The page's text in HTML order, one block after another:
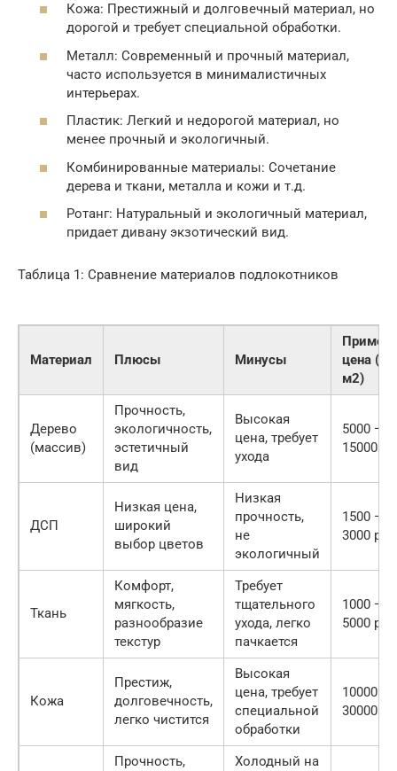
Кожа: Престижный и долговечный материал, но
дорогой и требует специальной обработки.
Металл: Современный и прочный материал,
часто используется в минималистичных
интерьерах.
Пластик: Легкий и недорогой материал, но
менее прочный и экологичный.
Комбинированные материалы: Сочетание
дерева и ткани, металла и кожи и т.д.
Ротанг: Натуральный и экологичный материал,
придает дивану экзотический вид.
Таблица 1: Сравнение материалов подлокотников
Материал Плюсы Минусы
цена (за
м2)
Дерево
(массив)
Прочность,
экологичность,
эстетичный
вид
Высокая
цена, требует
ухода
5000 —
15000
ДСП
Низкая цена,
широкий
выбор цветов
Низкая
прочность,
не
экологичный
1500 —
3000 руб.
Ткань
Комфорт,
мягкость,
разнообразие
текстур
Требует
тщательного
ухода, легко
пачкается
1000 —
5000 руб.
Кожа
Престиж,
долговечность,
легко чистится
Высокая
цена, требует
специальной
обработки
10000 —
30000
Прочность,
Холодный на